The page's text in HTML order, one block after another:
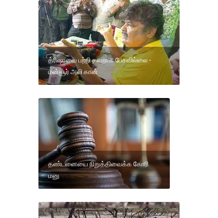
த்ரிஷாவை பற்றி தவறாக பேசவில்லை -
மன்சூர் அலி கான்
தண்டனையை நிறுத்திவைக்க கோரி
மனு